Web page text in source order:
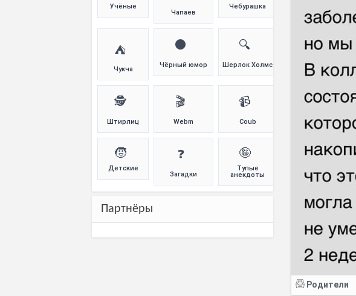
Родители
Учёные
Чапаев
Чебурашка
⛺
Чукча
⚫
Чёрный юмор
🔍
Шерлок Холмс
🕵️
Штирлиц
🎬
Webm
📹
Coub
🧒
Детские
❓
Загадки
🤪
Тупые
анекдоты
Партнёры